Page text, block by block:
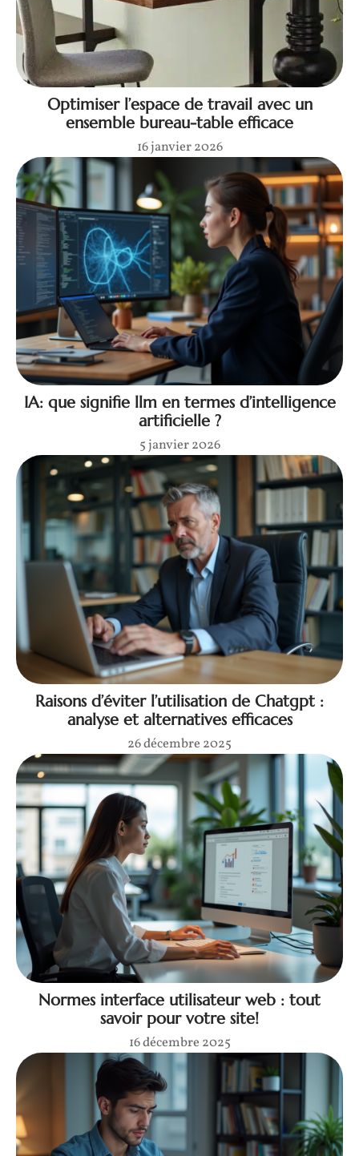
Optimiser l’espace de travail avec un
ensemble bureau-table efficace
16 janvier 2026
IA: que signifie llm en termes d’intelligence
artificielle ?
5 janvier 2026
Raisons d’éviter l’utilisation de Chatgpt :
analyse et alternatives efficaces
26 décembre 2025
Normes interface utilisateur web : tout
savoir pour votre site!
16 décembre 2025